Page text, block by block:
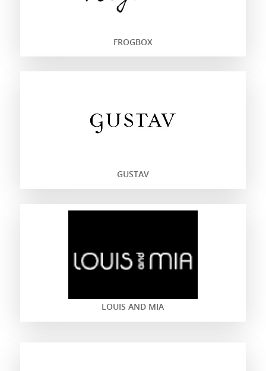
FROGBOX
GUSTAV
LOUIS AND MIA